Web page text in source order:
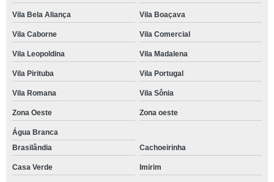
Vila Bela Aliança Vila Boaçava
Vila Caborne Vila Comercial
Vila Leopoldina Vila Madalena
Vila Pirituba Vila Portugal
Vila Romana Vila Sônia
Zona Oeste Zona oeste
Água Branca
Brasilândia
Cachoeirinha
Casa Verde Imirim